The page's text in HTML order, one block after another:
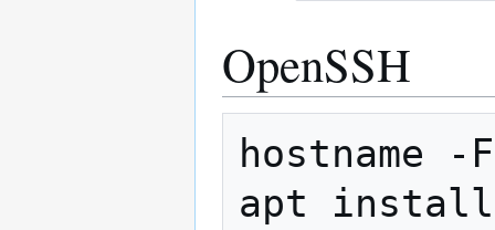
OpenSSH
hostname -